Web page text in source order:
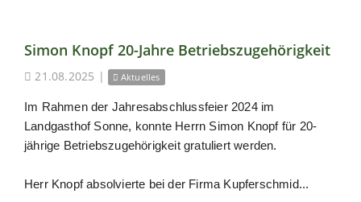
Simon Knopf 20-Jahre Betriebszugehörigkeit
21.08.2025 | Aktuelles
Im Rahmen der Jahresabschlussfeier 2024 im
Landgasthof Sonne, konnte Herrn Simon Knopf für 20-
jährige Betriebszugehörigkeit gratuliert werden.
Herr Knopf absolvierte bei der Firma Kupferschmid...